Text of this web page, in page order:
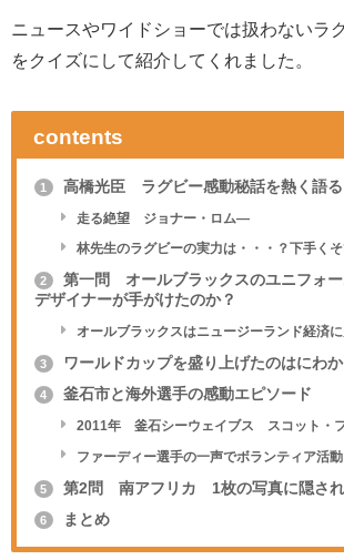
ニュースやワイドショーでは扱わないラ
をクイズにして紹介してくれました。
contents
1 高橋光臣 ラグビー感動秘話を熱く語る
走る絶望 ジョナー・ロム―
林先生のラグビーの実力は・・・？下手く
2
第一問 オールブラックスのユニフォ
デザイナーが手がけたのか？
オールブラックスはニュージーランド経済
3 ワールドカップを盛り上げたのはにわ
4 釜石市と海外選手の感動エピソード
2011年 釜石シーウェイブス スコット・
ファーディー選手の一声でボランティア活
5 第2問 南アフリカ 1枚の写真に隠され
6 まとめ